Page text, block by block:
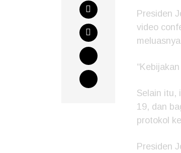
Presiden
video
Selain itu,
19, dan
protokol
Presiden